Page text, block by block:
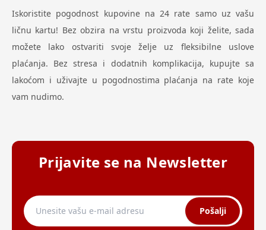
Iskoristite pogodnost kupovine na 24 rate samo uz vašu
ličnu kartu! Bez obzira na vrstu proizvoda koji želite, sada
možete lako ostvariti svoje želje uz fleksibilne uslove
plaćanja. Bez stresa i dodatnih komplikacija, kupujte sa
lakoćom i uživajte u pogodnostima plaćanja na rate koje
vam nudimo.
Prijavite se na Newsletter
Pošalji